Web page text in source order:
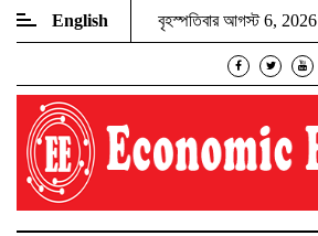
English বৃহস্পতিবার আগস্ট 6, 2026